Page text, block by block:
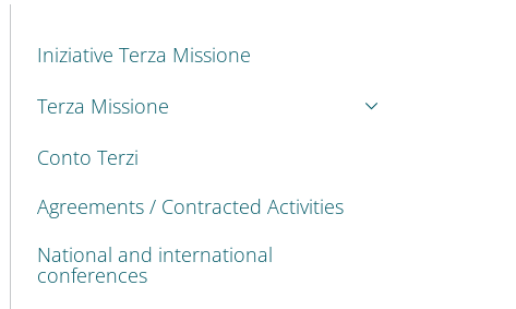
MENU CEV SECOND NAVIGATION
Iniziative Terza Missione
Terza Missione
Conto Terzi
Agreements / Contracted Activities
National and international
conferences